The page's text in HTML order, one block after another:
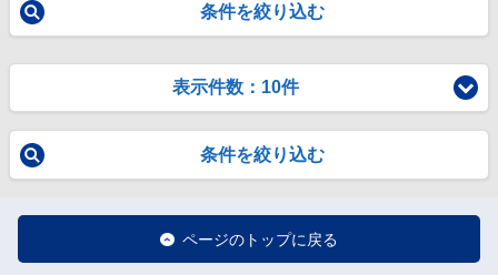
条件を絞り込む
表示件数：10件
条件を絞り込む
ページのトップに戻る